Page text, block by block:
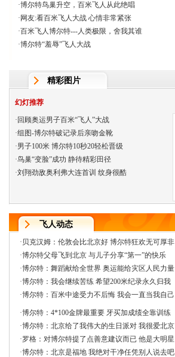
·博尔特鸟巢升空，百米飞人从此绝唱
· 网友:看百米飞人大战 心情非常紧张
·百米飞人博尔特---人类极限，舍我其谁
·博尔特“羞辱”飞人大战
精彩图片
幻灯推荐
· 回顾奥运男子百米“飞人”大战
·组图-博尔特破记录后亲吻金靴
·男子100米 博尔特10秒20轻松晋级
·鸟巢“变脸”成功 静待精彩田径
·刘翔劲敌奥利弗大连首训 纹身很酷
飞人动态
· 贝克汉姆：伦敦会比北京好 博尔特狂欢无可厚非
·博尔特父母飞到北京 与儿子分享“第一”的快乐
·博尔特：舞蹈献给全世界 奥运能给灾区人民力量
·博尔特：我会继续苦练 希望200米纪录永久归我
·博尔特：百米中途受力不后悔 我会一直当我自己
·博尔特：4*100金牌最重要 牙买加成绩全靠训练
·博尔特：北京给了我伟大的生日派对 我很爱北京
·罗格：对博尔特提了点善意建议而已 他是大明星
·博尔特：北京是福地 我绝对干净任凭别人说去吧